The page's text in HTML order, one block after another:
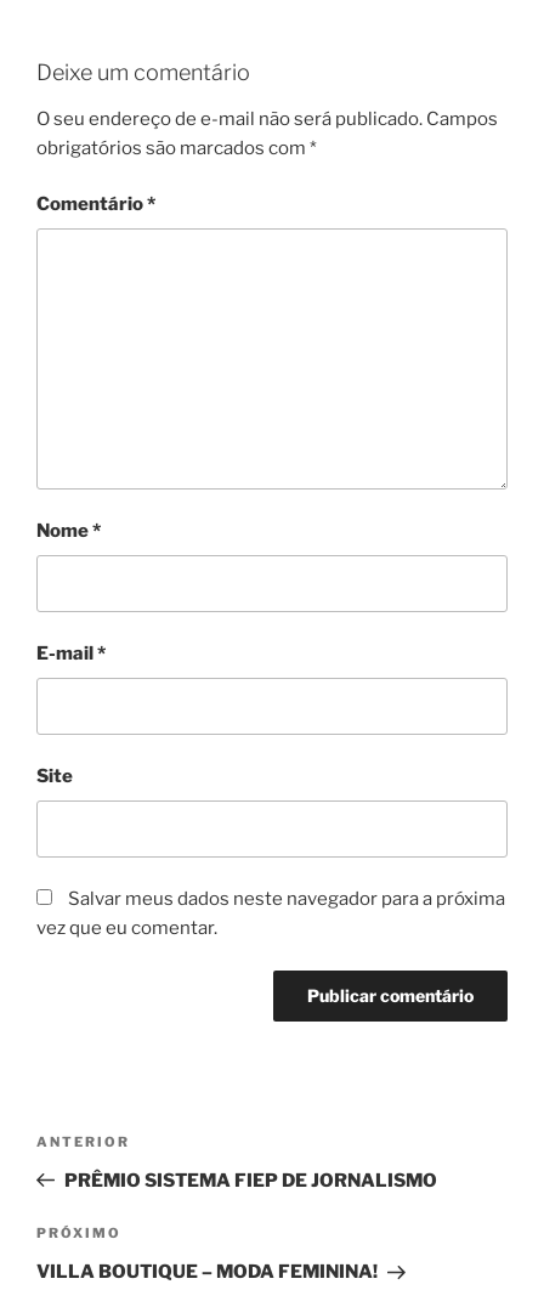
Deixe um comentário
O seu endereço de e-mail não será publicado. Campos
obrigatórios são marcados com *
Comentário*
Nome*
E-mail*
Site
Salvar meus dados neste navegador para a próxima
vez que eu comentar.
Post
Post
anterior
ANTERIOR
PRÊMIO SISTEMA FIEP DE JORNALISMO
Próximo
post
PRÓXIMO
VILLA BOUTIQUE – MODA FEMININA!